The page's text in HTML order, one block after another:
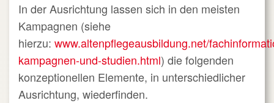
In der Ausrichtung lassen sich in den meisten
Kampagnen (siehe
hierzu: www.altenpflegeausbildung.net/
kampagnen-und-studien.html) die folgenden
konzeptionellen Elemente, in unterschiedlicher
Ausrichtung, wiederfinden.